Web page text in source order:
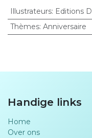
Illustrateurs: Editions
Thèmes: Anniversaire
Handige links
Home
Over ons